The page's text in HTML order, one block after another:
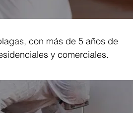
con más de 5 años de
y comerciales.